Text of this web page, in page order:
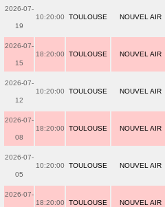
2026-07-
19
10:20:00 TOULOUSE NOUVEL AIR
2026-07-
15
18:20:00 TOULOUSE NOUVEL AIR
2026-07-
12
10:20:00 TOULOUSE NOUVEL AIR
2026-07-
08
18:20:00 TOULOUSE NOUVEL AIR
2026-07-
05
10:20:00 TOULOUSE NOUVEL AIR
2026-07-
18:20:00 TOULOUSE NOUVEL AIR